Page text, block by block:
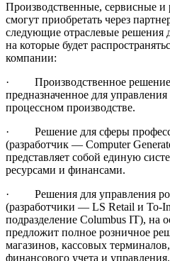
Производственные, сервисные и
смогут приобретать через
следующие отраслевые решения
на которые будет
компании:
· Производственное решение
предназначенное для
процессном производстве.
· Решение для сферы
(разработчик — Computer
представляет собой единую
ресурсами и финансами.
· Решения для управления
(разработчики — LS Retail и To-
подразделение Columbus IT), на
предложит полное розничное
магазинов, кассовых
финансового учета и управления.